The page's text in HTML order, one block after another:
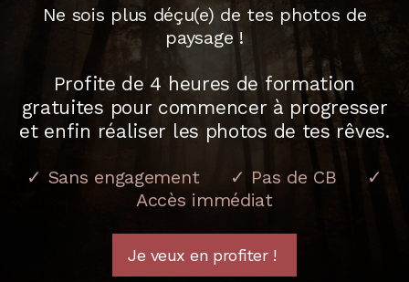
Ne sois plus déçu(e) de tes photos de
paysage !
Profite de 4 heures de formation
gratuites pour commencer à progresser
et enfin réaliser les photos de tes rêves.
✓ Sans engagement ✓ Pas de CB ✓
Accès immédiat
Je veux en profiter !